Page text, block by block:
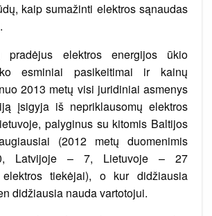
kaip sumažinti elektros sąnaudas
pradėjus elektros energijos ūkio
esminiai pasikeitimai ir kainų
2013 metų visi juridiniai asmenys
įsigyja iš nepriklausomų elektros
palyginus su kitomis Baltijos
(2012 metų duomenimis
Latvijoje – 7, Lietuvoje – 27
elektros tiekėjai), o kur didžiausia
didžiausia nauda vartotojui.